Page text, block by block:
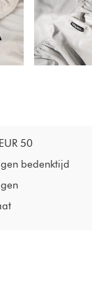
50
bedenktijd